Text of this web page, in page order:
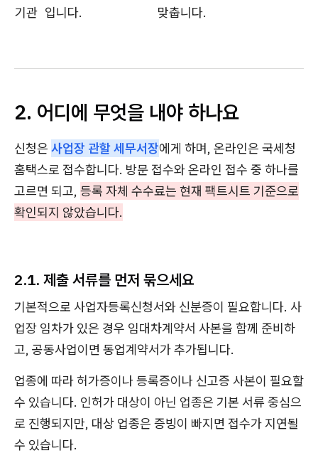
기관 입니다.
맞춥니다.
2. 어디에 무엇을 내야 하나요
신청은 사업장 관할 세무서장에게 하며, 온라인은 국세청
홈택스로 접수합니다. 방문 접수와 온라인 접수 중 하나를
고르면 되고, 등록 자체 수수료는 현재 팩트시트 기준으로
확인되지 않았습니다.
2.1. 제출 서류를 먼저 묶으세요
기본적으로 사업자등록신청서와 신분증이 필요합니다. 사
업장 임차가 있은 경우 임대차계약서 사본을 함께 준비하
고, 공동사업이면 동업계약서가 추가됩니다.
업종에 따라 허가증이나 등록증이나 신고증 사본이 필요할
수 있습니다. 인허가 대상이 아닌 업종은 기본 서류 중심으
로 진행되지만, 대상 업종은 증빙이 빠지면 접수가 지연될
수 있습니다.